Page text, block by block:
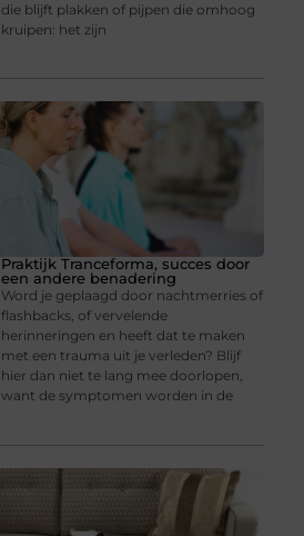
die blijft plakken of pijpen die omhoog
kruipen: het zijn
Praktijk Tranceforma, succes door
een andere benadering
Word je geplaagd door nachtmerries of
flashbacks, of vervelende
herinneringen en heeft dat te maken
met een trauma uit je verleden? Blijf
hier dan niet te lang mee doorlopen,
want de symptomen worden in de